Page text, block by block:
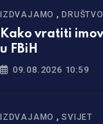
IZDVAJAMO ,DRUŠTVO
Kako vratiti
u FBiH
09.08.2026 10:59
IZDVAJAMO ,SVIJET